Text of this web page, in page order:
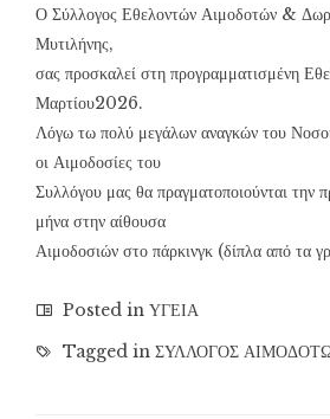
Ο Σύλλογος Εθελοντών Αιμοδοτών &
Μυτιλήνης,
σας προσκαλεί στη προγραμματισμένη
Μαρτίου2026.
Λόγω τω πολύ μεγάλων αναγκών του
οι Αιμοδοσίες του
Συλλόγου μας θα πραγματοποιούνται την
μήνα στην αίθουσα
Αιμοδοσιών στο πάρκινγκ (δίπλα από τα
Posted in ΥΓΕΙΑ
Tagged in ΣΥΛΛΟΓΟΣ